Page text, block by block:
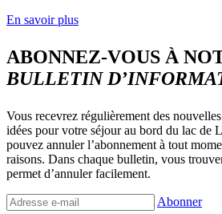
En savoir plus
ABONNEZ-VOUS À
BULLETIN
Vous recevrez régulièrement des
idées pour votre séjour au bord du lac de
pouvez annuler l’abonnement à tout
raisons. Dans chaque bulletin, vous
permet d’annuler facilement.
Abonner